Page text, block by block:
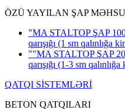
ÖZÜ YAYILAN ŞAP
"MA STALTOP ŞAP
qarışığı (1 sm qalınlığa
""MA STALTOP ŞAP
qarışığı (1-3 sm qalınlığa
QATQI SİSTEMLƏRİ
BETON QATQILARI